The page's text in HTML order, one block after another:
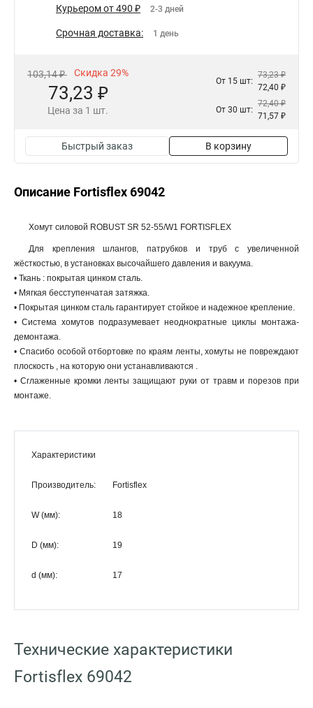
Курьером от 490 ₽ 2-3 дней
Срочная доставка: 1 день
103,14 ₽ Скидка 29%
73,23 ₽
Цена за 1 шт.
От 15 шт:
73,23 ₽
72,40 ₽
От 30 шт:
72,40 ₽
71,57 ₽
Быстрый заказ В корзину
Описание Fortisflex 69042
Хомут силовой ROBUST SR 52-55/W1 FORTISFLEX
Для крепления шлангов, патрубков и труб с увеличенной
жёсткостью, в установках высочайшего давления и вакуума.
• Ткань : покрытая цинком сталь.
• Мягкая бесступенчатая затяжка.
• Покрытая цинком сталь гарантирует стойкое и надежное крепление.
• Система хомутов подразумевает неоднократные циклы монтажа-
демонтажа.
• Спасибо особой отбортовке по краям ленты, хомуты не повреждают
плоскость , на которую они устанавливаются .
• Сглаженные кромки ленты защищают руки от травм и порезов при
монтаже.
Характеристики
Производитель: Fortisflex
W (мм): 18
D (мм): 19
d (мм): 17
Технические характеристики
Fortisflex 69042